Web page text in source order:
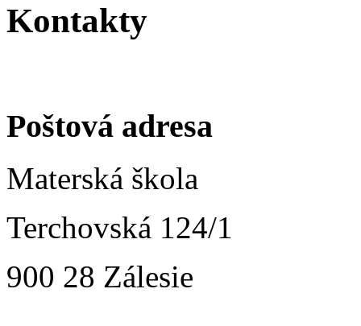
Kontakty
Poštová adresa
Materská škola
Terchovská 124/1
900 28 Zálesie